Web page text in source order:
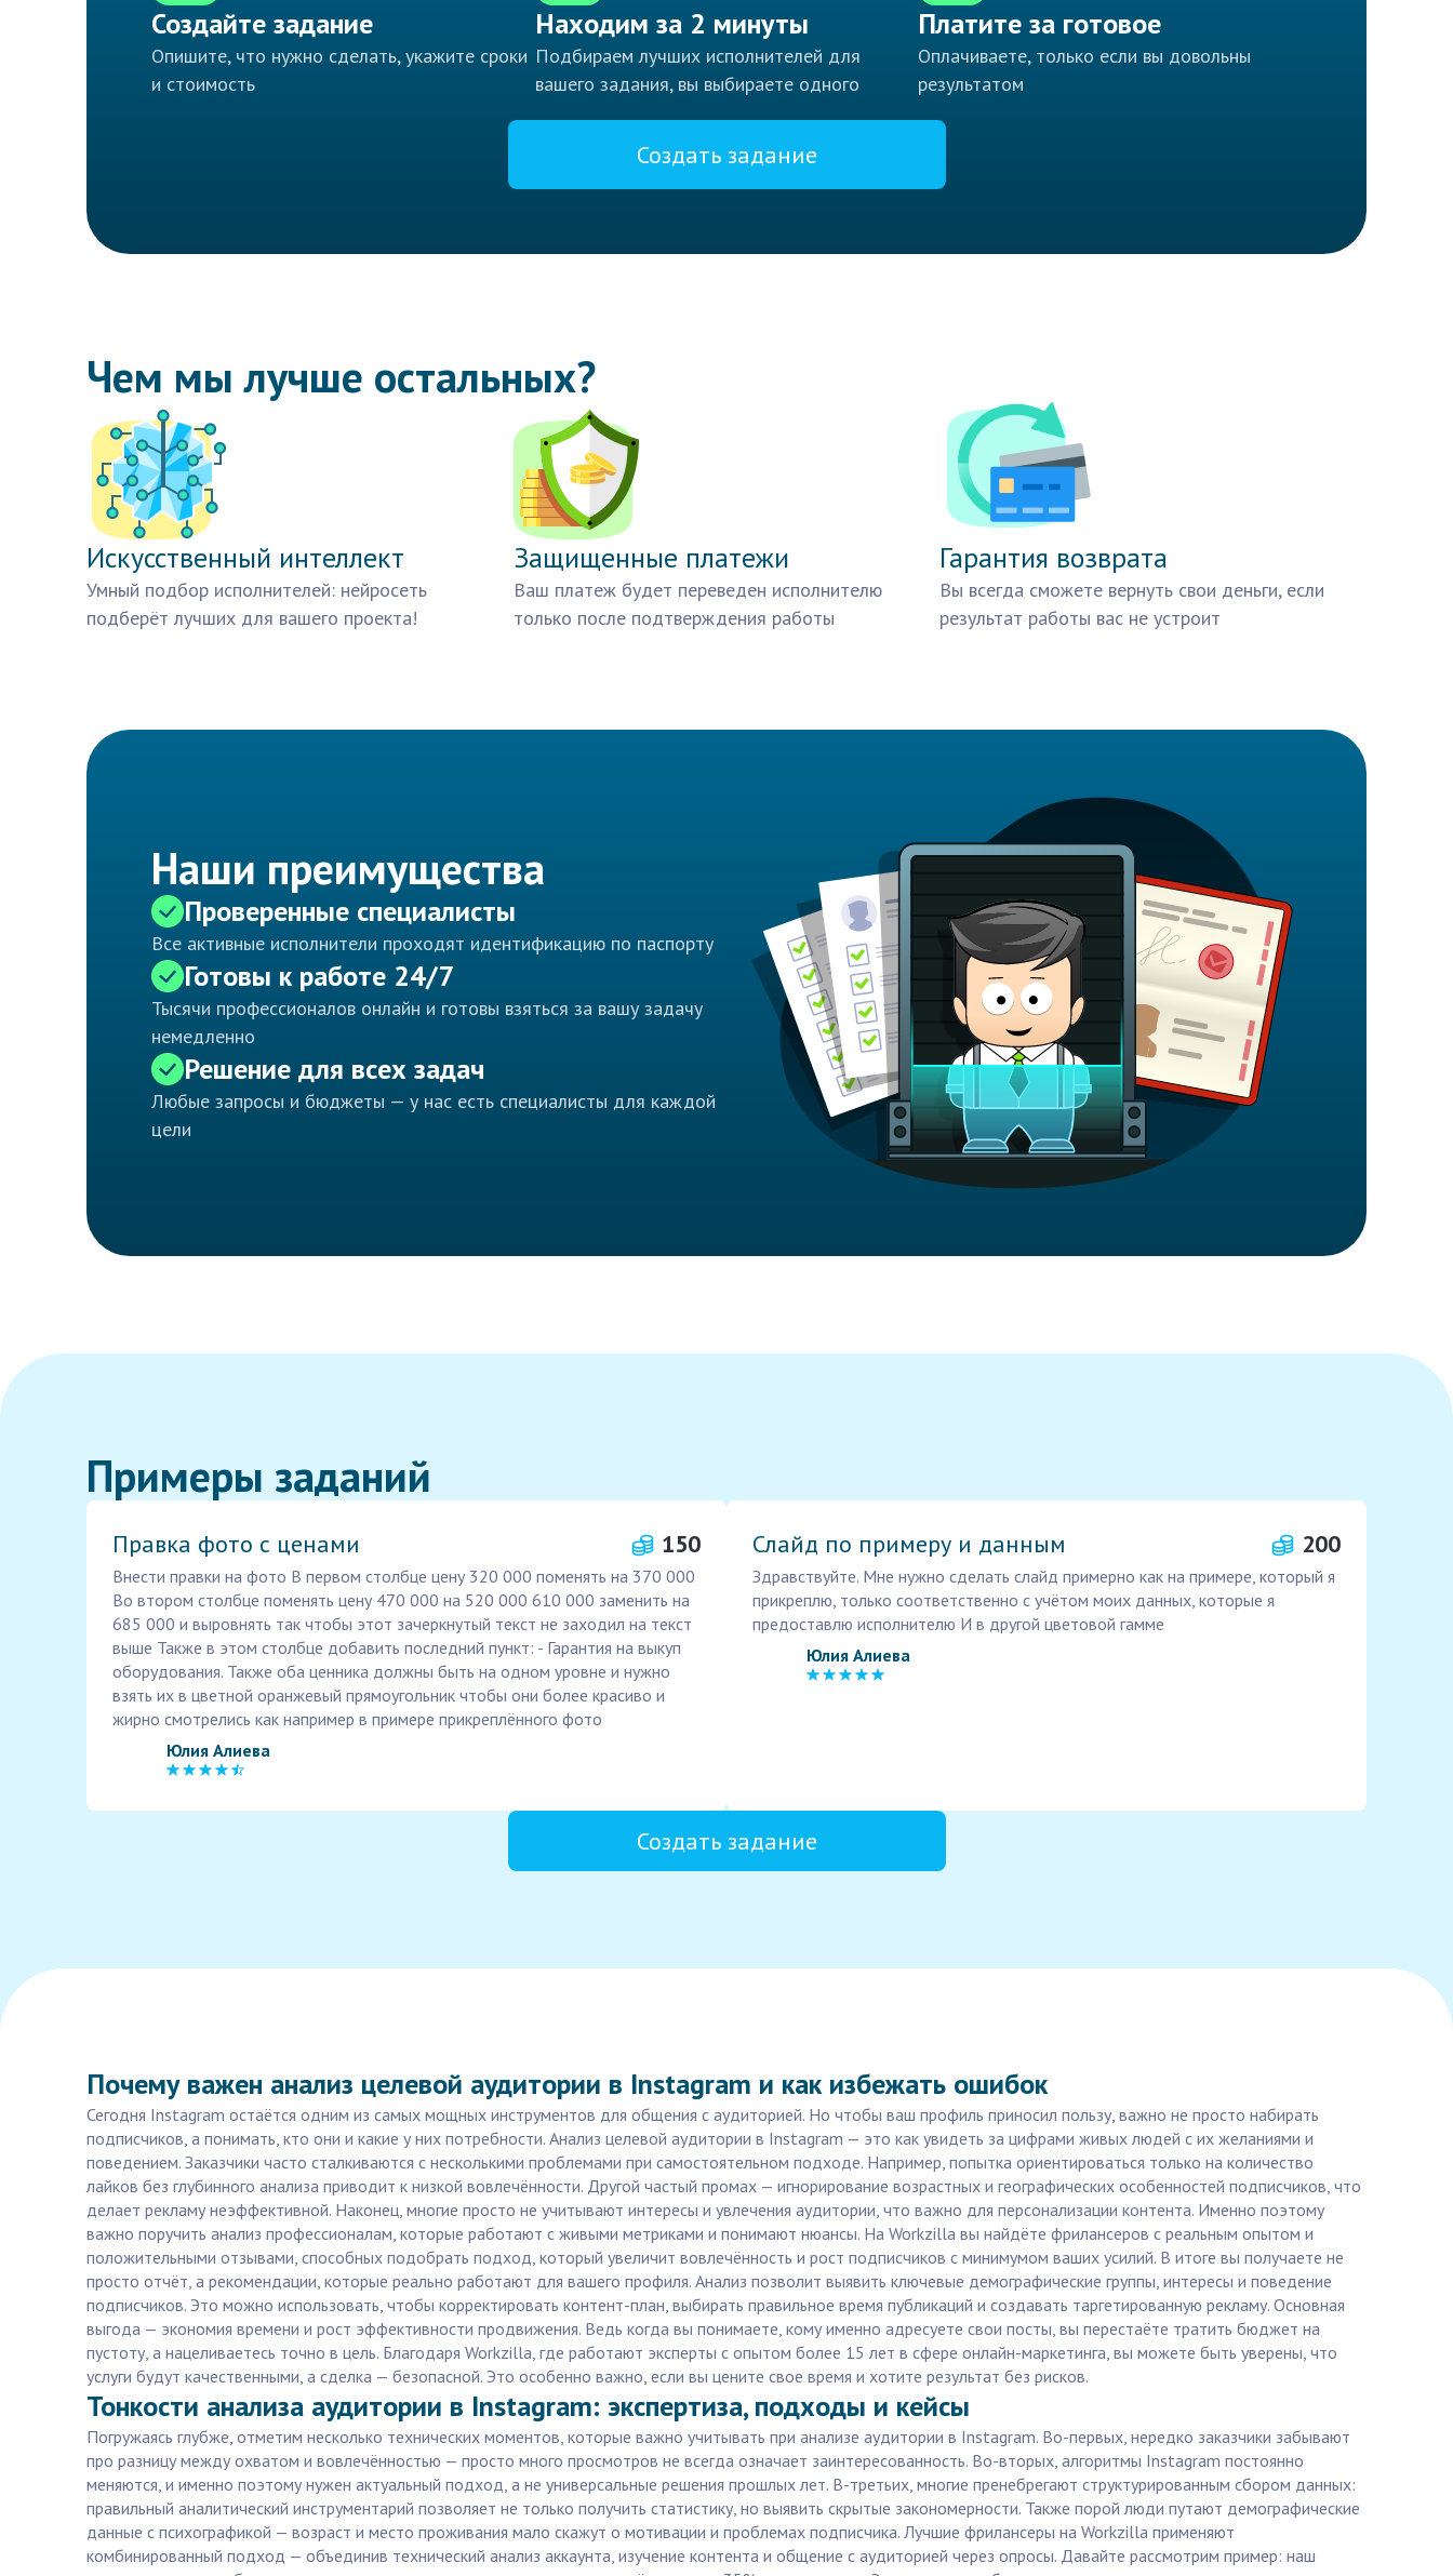
Создайте задание
Опишите, что нужно сделать, укажите сроки
и стоимость
Находим за 2 минуты
Подбираем лучших исполнителей для
вашего задания, вы выбираете одного
Платите за готовое
Оплачиваете, только если вы довольны
результатом
Создать задание
Чем мы лучше остальных?
Искусственный интеллект
Умный подбор исполнителей: нейросеть
подберёт лучших для вашего проекта!
Защищенные платежи
Ваш платеж будет переведен исполнителю
только после подтверждения работы
Гарантия возврата
Вы всегда сможете вернуть свои деньги, если
результат работы вас не устроит
Наши преимущества
Проверенные специалисты
Все активные исполнители проходят идентификацию по паспорту
Готовы к работе 24/7
Тысячи профессионалов онлайн и готовы взяться за вашу задачу
немедленно
Решение для всех задач
Любые запросы и бюджеты — у нас есть специалисты для каждой
цели
Примеры заданий
Правка фото с ценами 150
Внести правки на фото В первом столбце цену 320 000 поменять на 370 000
Во втором столбце поменять цену 470 000 на 520 000 610 000 заменить на
685 000 и выровнять так чтобы этот зачеркнутый текст не заходил на текст
выше Также в этом столбце добавить последний пункт: - Гарантия на выкуп
оборудования. Также оба ценника должны быть на одном уровне и нужно
взять их в цветной оранжевый прямоугольник чтобы они более красиво и
жирно смотрелись как например в примере прикреплённого фото
Юлия Алиева
Слайд по примеру и данным 200
Здравствуйте. Мне нужно сделать слайд примерно как на примере, который я
прикреплю, только соответственно с учётом моих данных, которые я
предоставлю исполнителю И в другой цветовой гамме
Юлия Алиева
Создать задание
Почему важен анализ целевой аудитории в Instagram и как избежать ошибок
Сегодня Instagram остаётся одним из самых мощных инструментов для общения с аудиторией. Но чтобы ваш профиль приносил пользу, важно не просто набирать
подписчиков, а понимать, кто они и какие у них потребности. Анализ целевой аудитории в Instagram — это как увидеть за цифрами живых людей с их желаниями и
поведением. Заказчики часто сталкиваются с несколькими проблемами при самостоятельном подходе. Например, попытка ориентироваться только на количество
лайков без глубинного анализа приводит к низкой вовлечённости. Другой частый промах — игнорирование возрастных и географических особенностей подписчиков, что
делает рекламу неэффективной. Наконец, многие просто не учитывают интересы и увлечения аудитории, что важно для персонализации контента. Именно поэтому
важно поручить анализ профессионалам, которые работают с живыми метриками и понимают нюансы. На Workzilla вы найдёте фрилансеров с реальным опытом и
положительными отзывами, способных подобрать подход, который увеличит вовлечённость и рост подписчиков с минимумом ваших усилий. В итоге вы получаете не
просто отчёт, а рекомендации, которые реально работают для вашего профиля. Анализ позволит выявить ключевые демографические группы, интересы и поведение
подписчиков. Это можно использовать, чтобы корректировать контент-план, выбирать правильное время публикаций и создавать таргетированную рекламу. Основная
выгода — экономия времени и рост эффективности продвижения. Ведь когда вы понимаете, кому именно адресуете свои посты, вы перестаёте тратить бюджет на
пустоту, а нацеливаетесь точно в цель. Благодаря Workzilla, где работают эксперты с опытом более 15 лет в сфере онлайн-маркетинга, вы можете быть уверены, что
услуги будут качественными, а сделка — безопасной. Это особенно важно, если вы цените свое время и хотите результат без рисков.
Тонкости анализа аудитории в Instagram: экспертиза, подходы и кейсы
Погружаясь глубже, отметим несколько технических моментов, которые важно учитывать при анализе аудитории в Instagram. Во-первых, нередко заказчики забывают
про разницу между охватом и вовлечённостью — просто много просмотров не всегда означает заинтересованность. Во-вторых, алгоритмы Instagram постоянно
меняются, и именно поэтому нужен актуальный подход, а не универсальные решения прошлых лет. В-третьих, многие пренебрегают структурированным сбором данных:
правильный аналитический инструментарий позволяет не только получить статистику, но выявить скрытые закономерности. Также порой люди путают демографические
данные с психографикой — возраст и место проживания мало скажут о мотивации и проблемах подписчика. Лучшие фрилансеры на Workzilla применяют
комбинированный подход — объединив технический анализ аккаунта, изучение контента и общение с аудиторией через опросы. Давайте рассмотрим пример: наш